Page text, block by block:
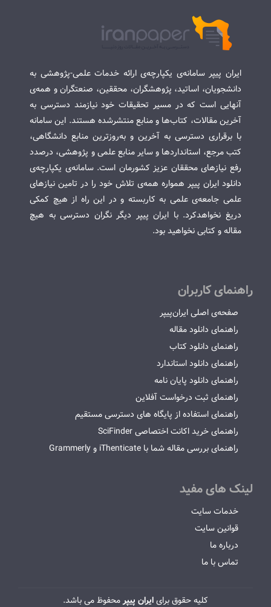
ایران پیپر سامانه‌ی یکپارچه‌ی ارائه خدمات علمی-پژوهشی به
دانشجویان، اساتید، پژوهشگران، محققین، صنعتگران و همه‌ی
آنهایی است که در مسیر تحقیقات خود نیازمند دسترسی به
آخرین مقالات، کتاب‌ها و منابع منتشرشده هستند. این سامانه
با برقراری دسترسی به آخرین و به‌روزترین منابع دانشگاهی،
کتب مرجع، استانداردها و سایر منابع علمی و پژوهشی، درصدد
رفع نیازهای محققان عزیز کشورمان است. سامانه‌ی یکپارچه‌ی
دانلود ایران پیپر همواره همه‌ی تلاش خود را در تامین نیازهای
علمی جامعه‌ی علمی به کاربسته و در این راه از هیچ کمکی
دریغ نخواهدکرد. با ایران پیپر دیگر نگران دسترسی به هیچ
مقاله و کتابی نخواهید بود.
راهنمای کاربران
صفحه‌ی اصلی ایران‌پیپر
راهنمای دانلود مقاله
راهنمای دانلود کتاب
راهنمای دانلود استاندارد
راهنمای دانلود پایان نامه
راهنمای ثبت درخواست آفلاین
راهنمای استفاده از پایگاه های دسترسی مستقیم
راهنمای خرید اکانت اختصاصی SciFinder
راهنمای بررسی مقاله شما با iThenticate و Grammerly
لینک های مفید
خدمات سایت
قوانین سایت
درباره ما
تماس با ما
کلیه حقوق برایایران پیپرمحفوظ می باشد.